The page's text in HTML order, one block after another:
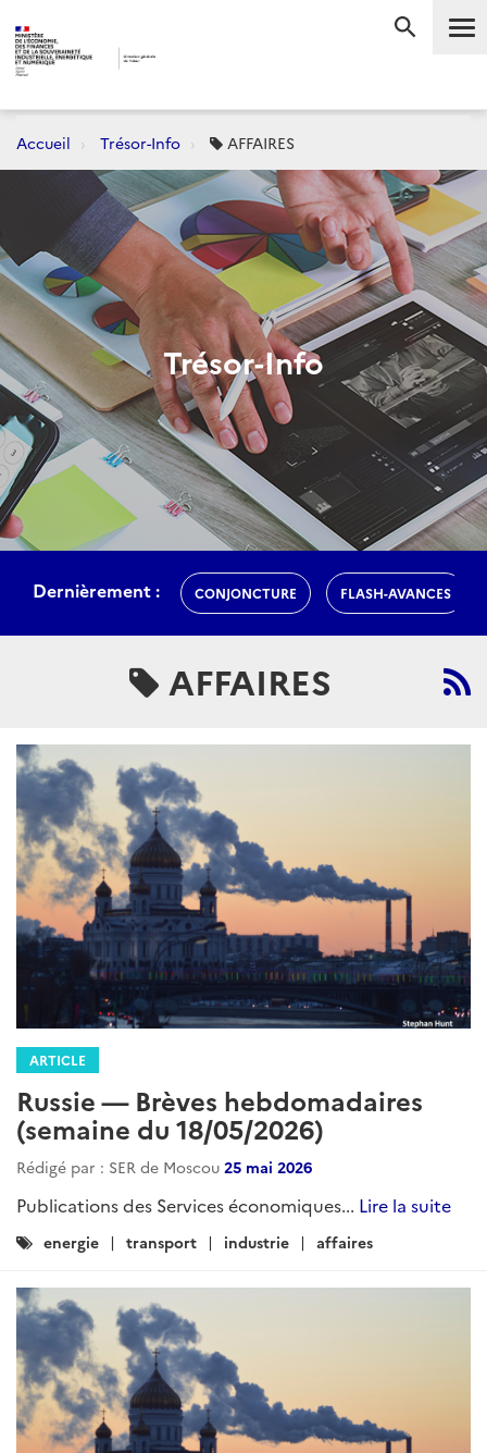
Accueil Trésor-Info AFFAIRES
Trésor-Info
Dernièrement : CONJONCTURE FLASH-AVANCES
AFFAIRES
ARTICLE
Russie — Brèves hebdomadaires
(semaine du 18/05/2026)
Rédigé par : SER de Moscou 25 mai 2026
Publications des Services économiques... Lire la suite
Catégories
energie transport industrie affaires